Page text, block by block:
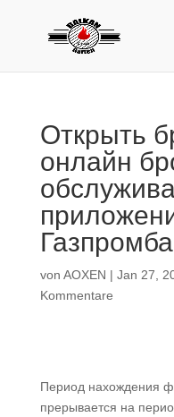
Открыть
онлайн
von AOXEN | Jan 27,
Kommentare
Период нахождения
прерывается на